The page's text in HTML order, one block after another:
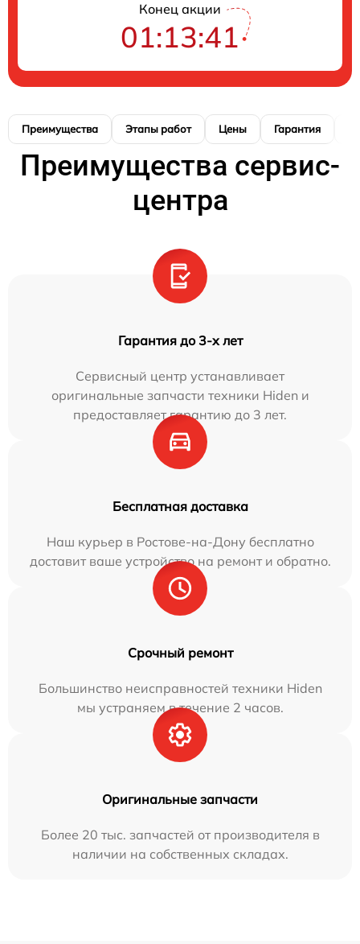
Конец акции
01:13:40
Преимущества Этапы работ Цены Гарантия
Преимущества сервис-
центра
Гарантия до 3-х лет
Сервисный центр устанавливает
оригинальные запчасти техники Hiden и
предоставляет гарантию до 3 лет.
Бесплатная доставка
Наш курьер в Ростове-на-Дону бесплатно
доставит ваше устройство на ремонт и обратно.
Срочный ремонт
Большинство неисправностей техники Hiden
мы устраняем в течение 2 часов.
Оригинальные запчасти
Более 20 тыс. запчастей от производителя в
наличии на собственных складах.